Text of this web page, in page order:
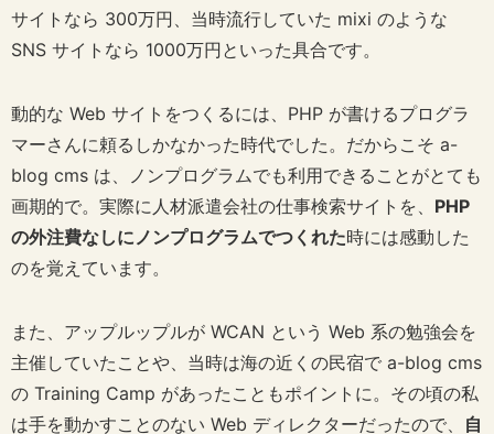
サイトなら 300万円、当時流行していた mixi のような
SNS サイトなら 1000万円といった具合です。
動的な Web サイトをつくるには、PHP が書けるプログラ
マーさんに頼るしかなかった時代でした。だからこそ a-
blog cms は、ノンプログラムでも利用できることがとても
画期的で。実際に人材派遣会社の仕事検索サイトを、 PHP
の外注費なしにノンプログラムでつくれた時には感動した
のを覚えています。
また、アップルップルが WCAN という Web 系の勉強会を
主催していたことや、当時は海の近くの民宿で a-blog cms
の Training Camp があったこともポイントに。その頃の私
は手を動かすことのない Web ディレクターだったので、 自